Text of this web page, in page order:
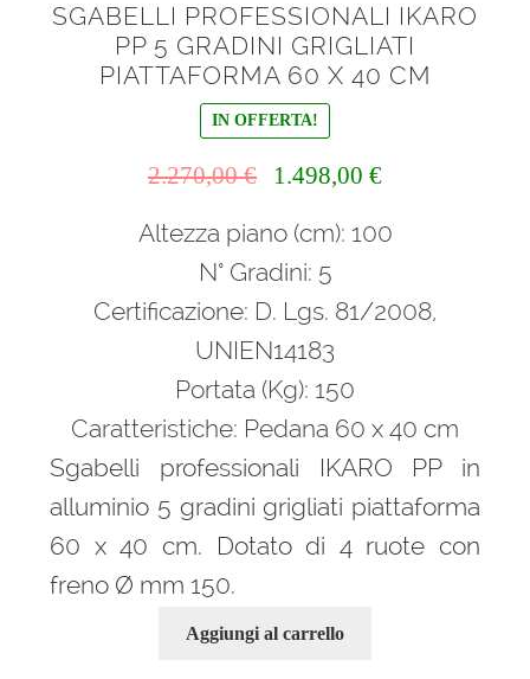
SGABELLI PROFESSIONALI IKARO
PP 5 GRADINI GRIGLIATI
PIATTAFORMA 60 X 40 CM
IN OFFERTA!
2.270,00€
originale
2.270,00 €.
1.498,00 €Il
attuale
Altezza piano (cm): 100
N° Gradini: 5
Certificazione: D. Lgs. 81/2008,
UNIEN14183
Portata (Kg): 150
Caratteristiche: Pedana 60 x 40 cm
Sgabelli professionali IKARO PP in
alluminio 5 gradini grigliati piattaforma
60 x 40 cm. Dotato di 4 ruote con
freno Ø mm 150.
Aggiungi al carrello